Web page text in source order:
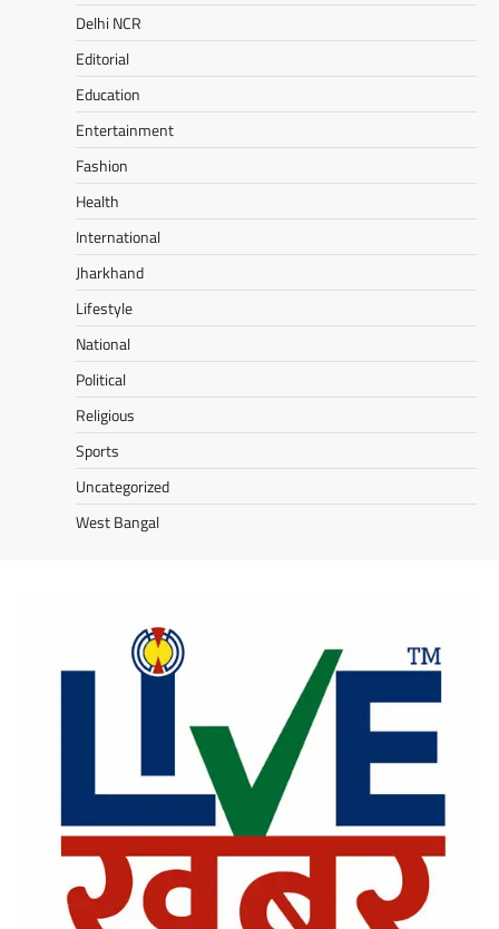
Delhi NCR
Editorial
Education
Entertainment
Fashion
Health
International
Jharkhand
Lifestyle
National
Political
Religious
Sports
Uncategorized
West Bangal